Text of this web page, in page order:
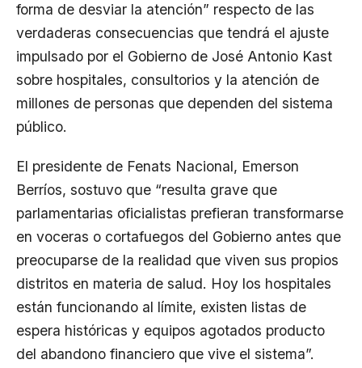
forma de desviar la atención” respecto de las
verdaderas consecuencias que tendrá el ajuste
impulsado por el Gobierno de José Antonio Kast
sobre hospitales, consultorios y la atención de
millones de personas que dependen del sistema
público.
El presidente de Fenats Nacional, Emerson
Berríos, sostuvo que “resulta grave que
parlamentarias oficialistas prefieran transformarse
en voceras o cortafuegos del Gobierno antes que
preocuparse de la realidad que viven sus propios
distritos en materia de salud. Hoy los hospitales
están funcionando al límite, existen listas de
espera históricas y equipos agotados producto
del abandono financiero que vive el sistema”.